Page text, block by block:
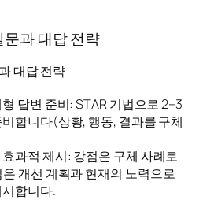
과 대답 전략
대답 전략
답변 준비: STAR 기법으로 2–3
합니다(상황, 행동, 결과를 구체
과적 제시: 강점은 구체 사례로
개선 계획과 현재의 노력으로
합니다.